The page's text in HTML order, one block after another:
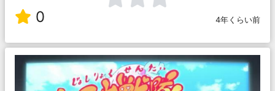
0 4年くらい前